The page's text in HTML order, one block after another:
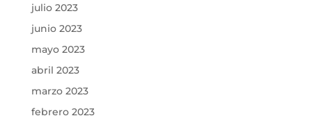
julio 2023
junio 2023
mayo 2023
abril 2023
marzo 2023
febrero 2023